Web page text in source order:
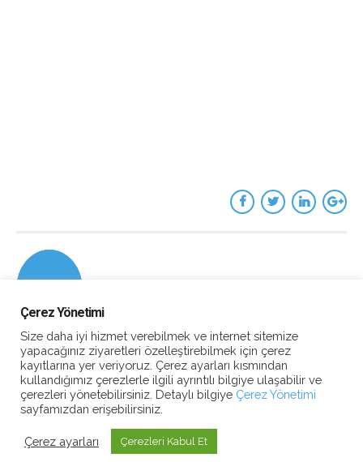
Çerez Yönetimi
Size daha iyi hizmet verebilmek ve internet sitemize
yapacağınız ziyaretleri özelleştirebilmek için çerez
kayıtlarına yer veriyoruz. Çerez ayarları kısmından
kullandığımız çerezlerle ilgili ayrıntılı bilgiye ulaşabilir ve
çerezleri yönetebilirsiniz. Detaylı bilgiye Çerez Yönetimi
sayfamızdan erişebilirsiniz.
Çerez ayarları Çerezleri Kabul Et